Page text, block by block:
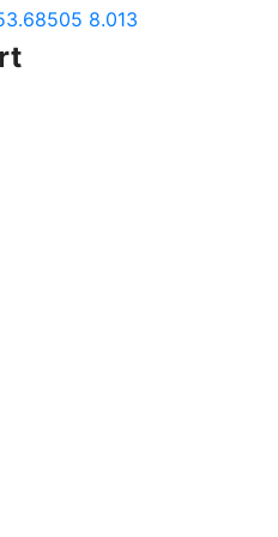
8.013